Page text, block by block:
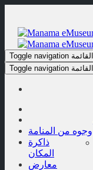
content
Toggle navigation القائمة
Toggle navigation القائمة
وجوه من المنامة
ذاكرة
المكان
معارض